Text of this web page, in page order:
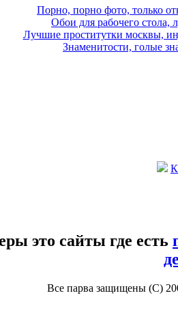
Порно, порно фото, только
Обои для рабочего стола,
Лучшие проститутки москвы,
Знаменитости, голые
это сайты где есть
Все парва защищены (С)